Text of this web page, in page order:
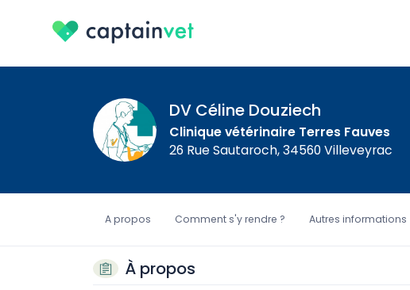
DV Céline Douziech
Clinique vétérinaire Terres Fauves
26 Rue Sautaroch, 34560 Villeveyrac
A propos Comment s'y rendre ? Autres informations
À propos